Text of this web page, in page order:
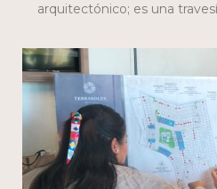
arquitectónico; es una